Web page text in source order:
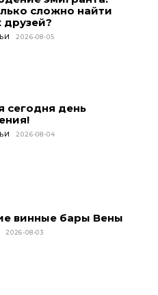
сложно найти
друзей?
2026-08-05
сегодня день
2026-08-04
винные бары Вены
2026-08-03